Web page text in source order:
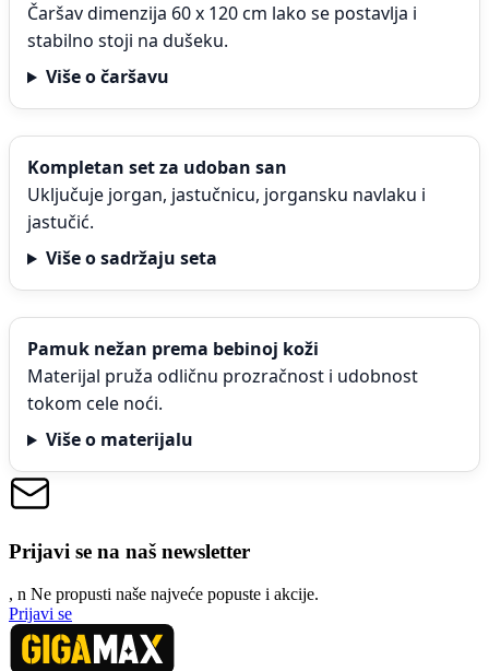
Čaršav dimenzija 60 x 120 cm lako se postavlja i
stabilno stoji na dušeku.
Više o čaršavu
Kompletan set za udoban san
Uključuje jorgan, jastučnicu, jorgansku navlaku i
jastučić.
Više o sadržaju seta
Pamuk nežan prema bebinoj koži
Materijal pruža odličnu prozračnost i udobnost
tokom cele noći.
Više o materijalu
Prijavi se na naš newsletter
, n Ne propusti naše najveće popuste i akcije.
Prijavi se